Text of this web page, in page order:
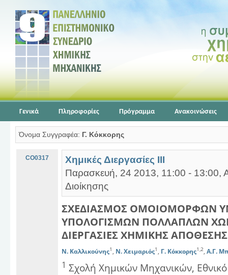
Γενικά Πληροφορίες Πρόγραμμα Ανακοινώσεις
Όνομα Συγγραφέα: Γ. Κόκκορης
CO0317
Χημικές Διεργασίες ΙΙΙ
Παρασκευή, 24 2013, 11:00 - 13:00,
Διοίκησης
ΣΧΕΔΙΑΣΜΟΣ ΟΜΟΙΟΜΟΡΦΩΝ
ΥΠΟΛΟΓΙΣΜΩΝ ΠΟΛΛΑΠΛΩΝ
ΔΙΕΡΓΑΣΙΕΣ ΧΗΜΙΚΗΣ
Ν. Καλλικούνης1 , Ν. Χειμαριός1 , Γ. Κόκκορης1,2, Α.Γ.
1 Σχολή Χημικών Μηχανικών,